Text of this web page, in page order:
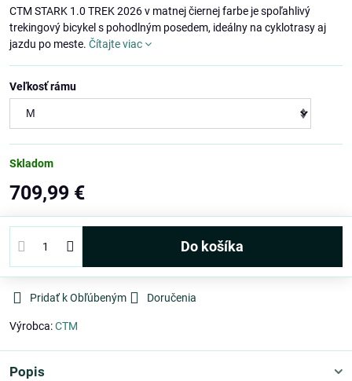
CTM STARK 1.0 TREK 2026 v matnej čiernej farbe je spoľahlivý
trekingový bicykel s pohodlným posedem, ideálny na cyklotrasy aj
jazdu po meste. Čítajte viac
Veľkosť rámu
Skladom
709,99 €
Do košíka
Pridať k Obľúbeným Doručenia
Výrobca:CTM
Popis